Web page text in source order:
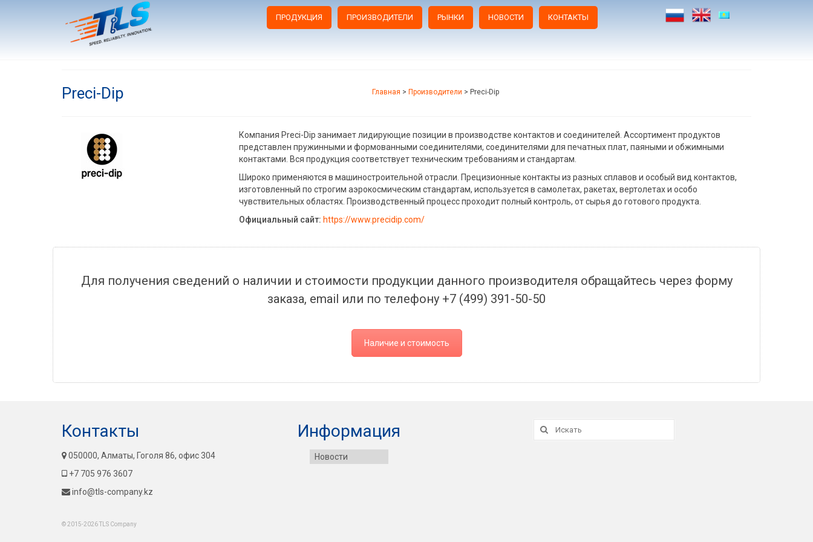
ПРОДУКЦИЯ ПРОИЗВОДИТЕЛИ РЫНКИ НОВОСТИ КОНТАКТЫ
Preci-Dip Главная > Производители > Preci-Dip
Компания Preci-Dip занимает лидирующие позиции в производстве контактов и соединителей. Ассортимент продуктов
представлен пружинными и формованными соединителями, соединителями для печатных плат, паяными и обжимными
контактами. Вся продукция соответствует техническим требованиям и стандартам.
Широко применяются в машиностроительной отрасли. Прецизионные контакты из разных сплавов и особый вид контактов,
изготовленный по строгим аэрокосмическим стандартам, используется в самолетах, ракетах, вертолетах и особо
чувствительных областях. Производственный процесс проходит полный контроль, от сырья до готового продукта.
Официальный сайт: https://www.precidip.com/
Для получения сведений о наличии и стоимости продукции данного производителя обращайтесь через форму
заказа, email или по телефону +7 (499) 391-50-50
Наличие и стоимость
Контакты
050000, Алматы, Гоголя 86, офис 304
+7 705 976 3607
info@tls-company.kz
Информация
Новости
Искать:
© 2015-2026 TLS Company